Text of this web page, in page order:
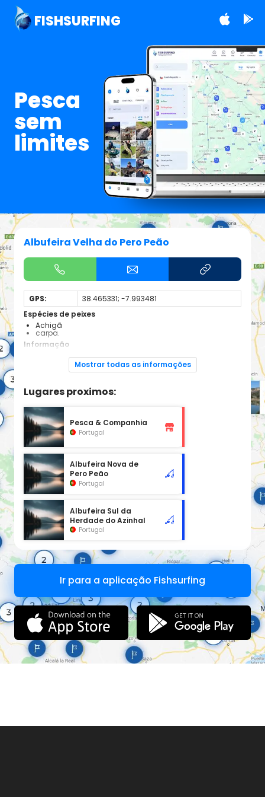
FISHSURFING
Pesca
sem
limites
Albufeira Velha do Pero Peão
GPS:
38.465331; -7.993481
Espécies de peixes
Achigã
carpa.
Informação
MASSA DE ÁGUA CONCESSIONADA - LICENÇA ESPECIAL DIÁRIA
Tipologia: barragem/lago
Restrições: A prática da pesca é apenas permitida no
período entre o nascer do sol e o por do sol, nas margens
concessionadas.
Informação adicional:
https://www.icnf.pt/api/file/doc/a90586bfedd87f61
Morada: Associação de Pescadores de Pero Peão,
Magalhoa e Zambujeiro. Herdade de Pero Peão, Nossa
Senhora da Tourega, Evora.
Contacto: (+351) não disponível
Mostrar todas as informações
Lugares proximos:
Pesca & Companhia
Portugal
Albufeira Nova de
Pero Peão
Portugal
Albufeira Sul da
Herdade do Azinhal
Portugal
Ir para a aplicação Fishsurfing